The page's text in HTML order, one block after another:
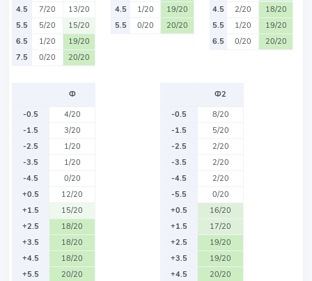
4.5
7/20
13/20
5.5
5/20
15/20
6.5
1/20
19/20
7.5
0/20 20/20
4.5
1/20
19/20
5.5
0/20 20/20
4.5
2/20
18/20
5.5
1/20
19/20
6.5
0/20 20/20
Ф
-0.5
4/20
-1.5
3/20
-2.5
1/20
-3.5
1/20
-4.5
0/20
+0.5
12/20
+1.5
15/20
+2.5
18/20
+3.5
18/20
+4.5
18/20
+5.5
20/20
Ф2
-0.5
8/20
-1.5
5/20
-2.5
2/20
-3.5
2/20
-4.5
2/20
-5.5
0/20
+0.5
16/20
+1.5
17/20
+2.5
19/20
+3.5
19/20
+4.5
20/20